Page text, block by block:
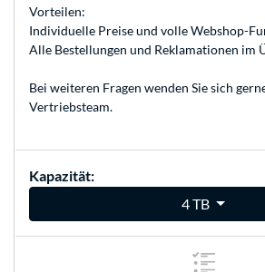
Vorteilen:
Individuelle Preise und volle Webshop-
Alle Bestellungen und Reklamationen im
Bei weiteren Fragen wenden Sie sich
Vertriebsteam.
Kapazität:
4 TB